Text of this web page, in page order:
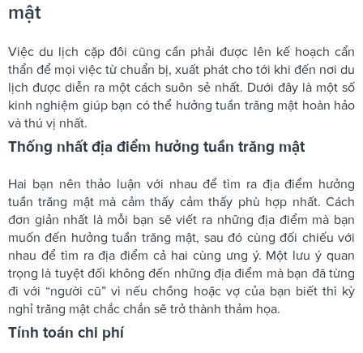
mật
Việc du lịch cặp đôi cũng cần phải được lên kế hoạch cẩn
thẩn để mọi việc từ chuẩn bị, xuất phát cho tới khi đến nơi du
lịch được diễn ra một cách suôn sẻ nhất. Dưới đây là một số
kinh nghiệm giúp bạn có thể hưởng tuần trăng mật hoàn hảo
và thú vị nhất.
Thống nhất địa điểm hưởng tuần trăng mật
Hai bạn nên thảo luận với nhau để tìm ra địa điểm hưởng
tuần trăng mật mà cảm thấy cảm thấy phù hợp nhất. Cách
đơn giản nhất là mỗi bạn sẽ viết ra những địa điểm mà bạn
muốn đến hưởng tuần trăng mật, sau đó cùng đối chiếu với
nhau để tìm ra địa điểm cả hai cùng ưng ý. Một lưu ý quan
trọng là tuyệt đối không đến những địa điểm mà bạn đã từng
đi với “người cũ” vì nếu chồng hoặc vợ của bạn biết thì kỳ
nghỉ trăng mật chắc chắn sẽ trở thành thảm họa.
Tính toán chi phí